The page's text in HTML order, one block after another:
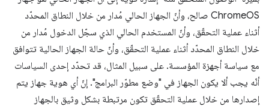
ChromeOS صالح، وأنّ الجهاز الحالي مُدار من خلال النطاق المحدّد
أثناء عملية التحقّق، وأنّ المستخدم الحالي الذي سجّل الدخول مُدار من
خلال النطاق المحدّد أثناء عملية التحقّق، وأنّ حالة الجهاز الحالية تتوافق
مع سياسة أجهزة المؤسسة. على سبيل المثال، قد تحدّد إحدى السياسات
أنّه يجب ألا يكون الجهاز في "وضع مطوّر البرامج". إنّ أي هوية جهاز يتم
إصدارها من خلال عملية التحقّق تكون مرتبطة بشكل وثيق بالجهاز